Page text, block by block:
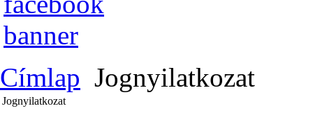
Címlap Jognyilatkozat
Jognyilatkozat